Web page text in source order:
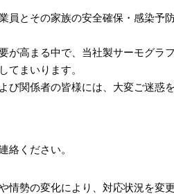
員とその家族の安全確保・感染
が高まる中で、当社製サーモグ
てまいります。
び関係者の皆様には、大変ご迷
絡ください。
情勢の変化により、対応状況を